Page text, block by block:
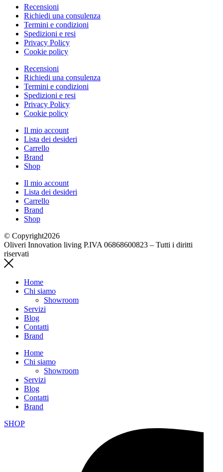
Recensioni
Richiedi una consulenza
Termini e condizioni
Spedizioni e resi
Privacy Policy
Cookie policy
Recensioni
Richiedi una consulenza
Termini e condizioni
Spedizioni e resi
Privacy Policy
Cookie policy
Il mio account
Lista dei desideri
Carrello
Brand
Shop
Il mio account
Lista dei desideri
Carrello
Brand
Shop
© Copyright2026
Oliveri Innovation living P.IVA 06868600823 – Tutti i diritti
riservati
Home
Chi siamo
Showroom
Servizi
Blog
Contatti
Brand
Home
Chi siamo
Showroom
Servizi
Blog
Contatti
Brand
SHOP